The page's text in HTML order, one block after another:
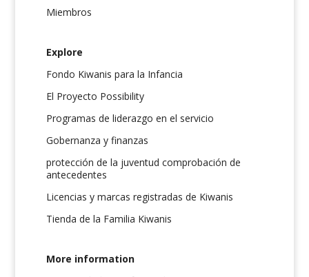
Miembros
Explore
Fondo Kiwanis para la Infancia
El Proyecto Possibility
Programas de liderazgo en el servicio
Gobernanza y finanzas
protección de la juventud comprobación de
antecedentes
Licencias y marcas registradas de Kiwanis
Tienda de la Familia Kiwanis
More information